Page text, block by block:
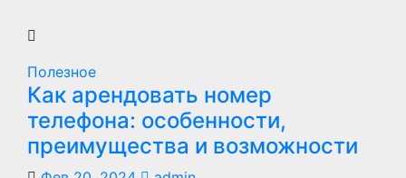
Полезное
Как арендовать номер
телефона: особенности,
преимущества и возможности